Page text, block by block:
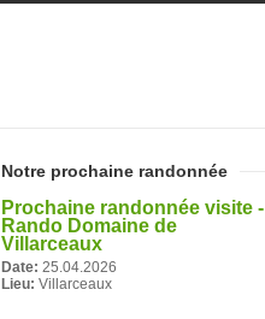
Notre prochaine randonnée
Prochaine randonnée visite -
Rando Domaine de
Villarceaux
Date: 25.04.2026
Lieu: Villarceaux